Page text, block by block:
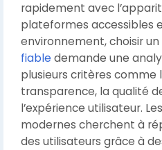
rapidement avec
plateformes accessibles
environnement, choisir un
fiable demande une
plusieurs critères comme
transparence, la qualité
l’expérience utilisateur.
modernes cherchent à
des utilisateurs grâce à